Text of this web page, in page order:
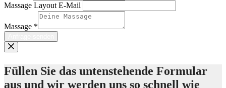
Massage Layout E-Mail
Massage *
Füllen Sie das untenstehende Formular
aus und wir werden uns so schnell wie